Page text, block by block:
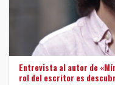
Entrevista al autor de
rol del escritor es